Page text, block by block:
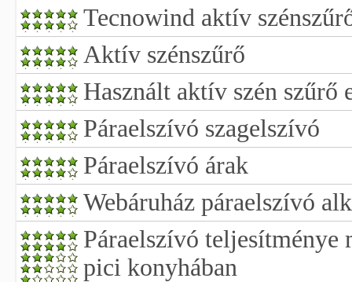
Tecnowind aktív
Aktív szénszűrő
Használt aktív szén szűrő
Páraelszívó szagelszívó
Páraelszívó árak
Webáruház páraelszívó
Páraelszívó teljesítménye
pici konyhában